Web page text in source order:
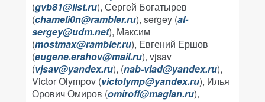
(gvb81@list.ru), Сергей Богатырев
(chameli0n@rambler.ru), sergey (al-
sergey@udm.net), Максим
(mostmax@rambler.ru), Евгений Ершов
(eugene.ershov@mail.ru), vjsav
(vjsav@yandex.ru), (nab-vlad@yandex.ru),
Victor Olympov (victolymp@yandex.ru), Илья
Орович Омиров (omiroff@maglan.ru),